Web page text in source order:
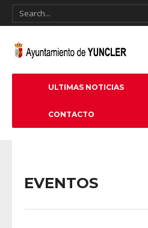
ULTIMAS NOTICIAS
CONTACTO
EVENTOS